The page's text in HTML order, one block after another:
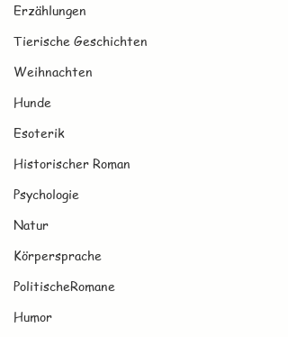
Erzählungen
Tierische Geschichten
Weihnachten
Hunde
Esoterik
Historischer Roman
Psychologie
Natur
Körpersprache
PolitischeRomane
Humor